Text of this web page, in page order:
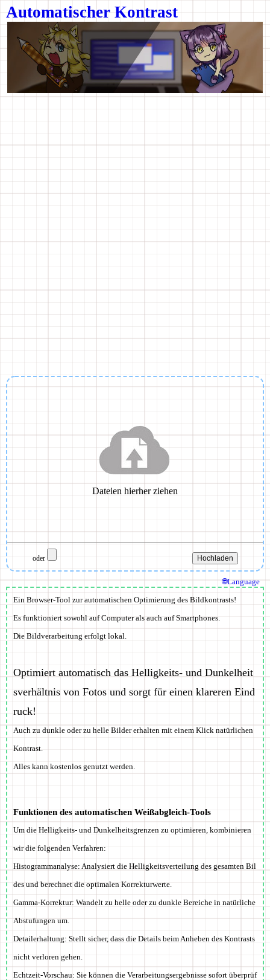
Automatischer Kontrast
oder
Ein Browser-Tool zur automatischen Optimierung des Bildkontrasts!
Es funktioniert sowohl auf Computer als auch auf Smartphones.
Die Bildverarbeitung erfolgt lokal.
Optimiert automatisch das Helligkeits- und Dunkelheit
sverhältnis von Fotos und sorgt für einen klareren Eind
ruck!
Auch zu dunkle oder zu helle Bilder erhalten mit einem Klick natürlichen
Kontrast.
Alles kann kostenlos genutzt werden.
Funktionen des automatischen Weißabgleich-Tools
Um die Helligkeits- und Dunkelheitsgrenzen zu optimieren, kombinieren
wir die folgenden Verfahren:
Histogrammanalyse: Analysiert die Helligkeitsverteilung des gesamten Bil
des und berechnet die optimalen Korrekturwerte.
Gamma-Korrektur: Wandelt zu helle oder zu dunkle Bereiche in natürliche
Abstufungen um.
Detailerhaltung: Stellt sicher, dass die Details beim Anheben des Kontrasts
nicht verloren gehen.
Echtzeit-Vorschau: Sie können die Verarbeitungsergebnisse sofort überprüf
🌐Language